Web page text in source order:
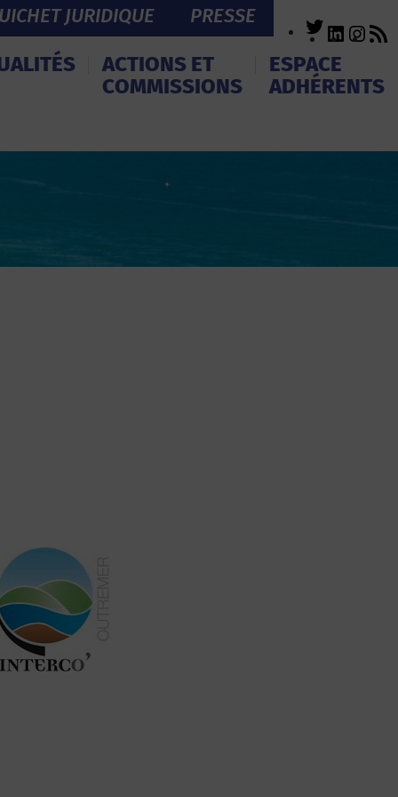
JURIDIQUE PRESSE Twitter
ACTIONS ET
COMMISSIONS
ESPACE
ADHÉRENTS